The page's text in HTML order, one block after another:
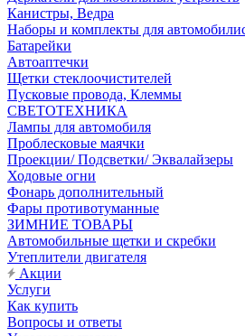
Канистры, Ведра
Наборы и комплекты для
Батарейки
Автоаптечки
Щетки стеклоочистителей
Пусковые провода, Клеммы
СВЕТОТЕХНИКА
Лампы для автомобиля
Проблесковые маячки
Проекции/ Подсветки/ Эквалайзеры
Ходовые огни
Фонарь дополнительный
Фары противотуманные
ЗИМНИЕ ТОВАРЫ
Автомобильные щетки и скребки
Утеплители двигателя
Акции
Услуги
Как купить
Вопросы и ответы